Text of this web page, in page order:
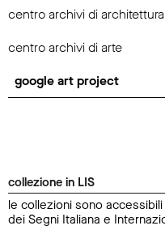
centro archivi di architettura
centro archivi di arte
google art project
collezione in LIS
le collezioni sono
dei Segni Italiana e